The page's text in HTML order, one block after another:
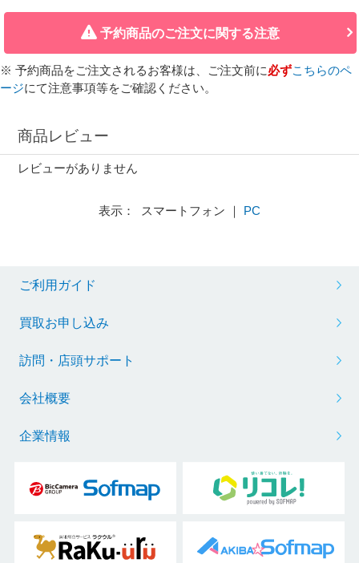
予約商品のご注文に関する注意
※ 予約商品をご注文されるお客様は、ご注文前に必ずこちらのペ
ージにて注意事項等をご確認ください。
商品レビュー
レビューがありません
表示： スマートフォン ｜ PC
ご利用ガイド
買取お申し込み
訪問・店頭サポート
会社概要
企業情報